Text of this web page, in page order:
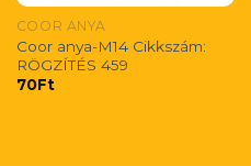
COOR ANYA
Coor anya-M14 Cikkszám:
RÖGZÍTÉS 459
70Ft